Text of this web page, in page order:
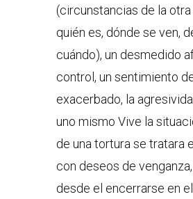
(circunstancias de la otra
quién es, dónde se ven,
cuándo), un desmedido
control, un sentimiento
exacerbado, la
uno mismo Vive la
de una tortura se tratara
con deseos de
desde el encerrarse en